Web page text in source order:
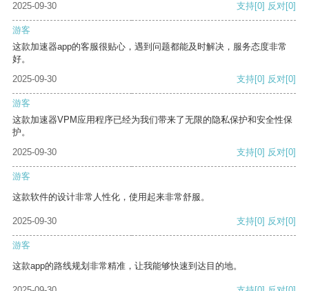
2025-09-30 支持[0] 反对[0]
游客
这款加速器app的客服很贴心，遇到问题都能及时解决，服务态度非常
好。
2025-09-30
支持[0] 反对[0]
游客
这款加速器VPM应用程序已经为我们带来了无限的隐私保护和安全性保
护。
2025-09-30
支持[0] 反对[0]
游客
这款软件的设计非常人性化，使用起来非常舒服。
2025-09-30 支持[0] 反对[0]
游客
这款app的路线规划非常精准，让我能够快速到达目的地。